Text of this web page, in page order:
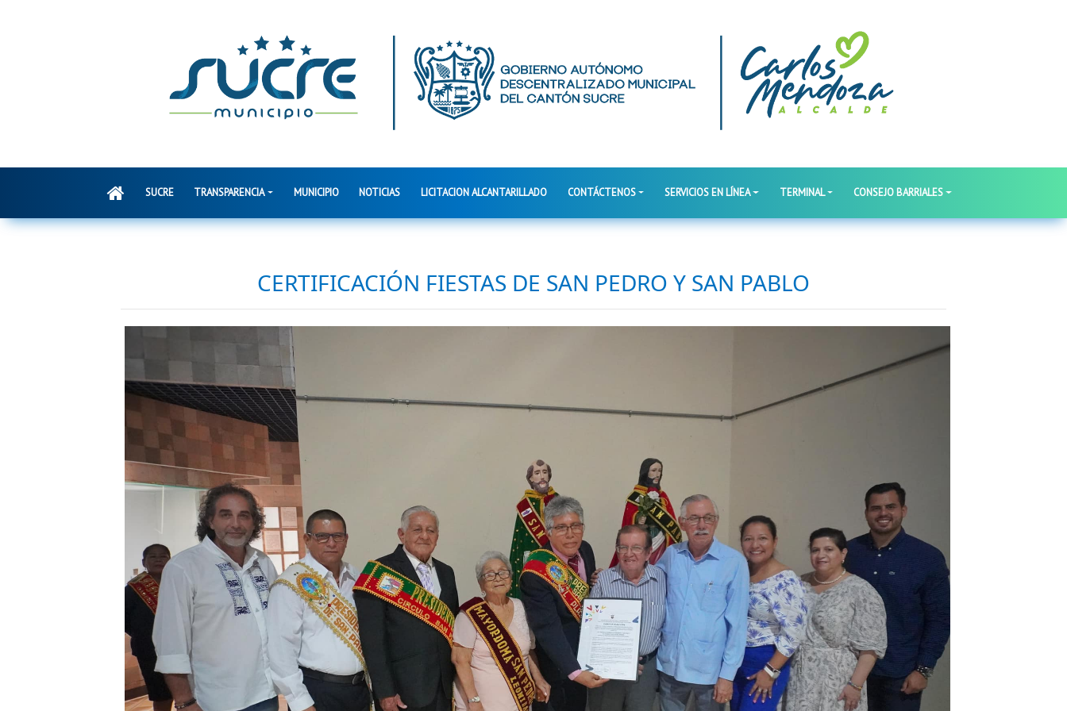
SUCRE TRANSPARENCIA MUNICIPIO NOTICIAS LICITACION ALCANTARILLADO CONTÁCTENOS SERVICIOS EN LÍNEA TERMINAL CONSEJO BARRIALES
CERTIFICACIÓN FIESTAS DE SAN PEDRO Y SAN PABLO